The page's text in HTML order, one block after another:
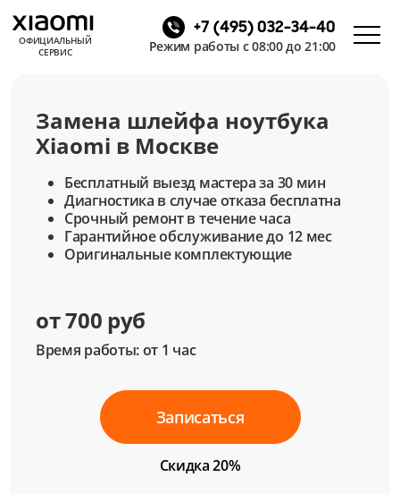
ОФИЦИАЛЬНЫЙ
СЕРВИС
+7 (495) 032-34-40
Режим работы с 08:00 до 21:00
Замена шлейфа ноутбука
Xiaomi в Москве
Бесплатный выезд мастера за 30 мин
Диагностика в случае отказа бесплатна
Срочный ремонт в течение часа
Гарантийное обслуживание до 12 мес
Оригинальные комплектующие
от 700 руб
Время работы: от 1 час
Записаться
Скидка 20%